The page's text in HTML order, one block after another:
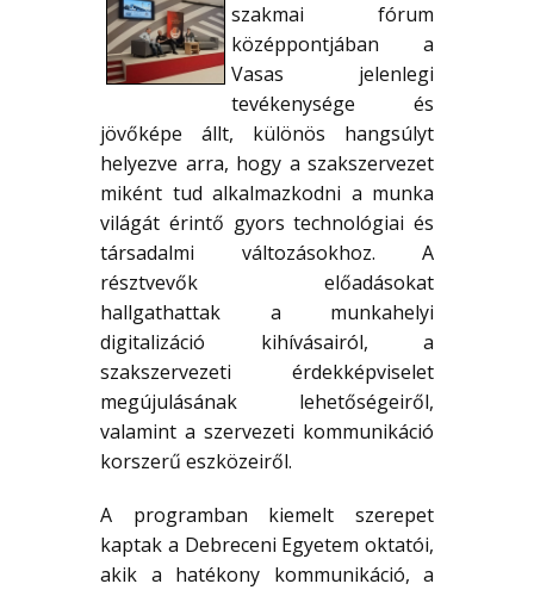
szakmai fórum
középpontjában a
Vasas jelenlegi
tevékenysége és
jövőképe állt, különös hangsúlyt
helyezve arra, hogy a szakszervezet
miként tud alkalmazkodni a munka
világát érintő gyors technológiai és
társadalmi változásokhoz. A
résztvevők előadásokat
hallgathattak a munkahelyi
digitalizáció kihívásairól, a
szakszervezeti érdekképviselet
megújulásának lehetőségeiről,
valamint a szervezeti kommunikáció
korszerű eszközeiről.
A programban kiemelt szerepet
kaptak a Debreceni Egyetem oktatói,
akik a hatékony kommunikáció, a